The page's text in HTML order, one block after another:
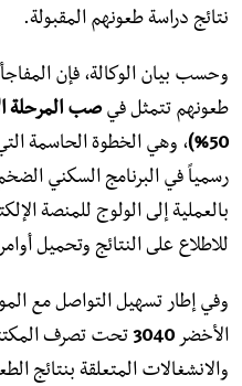
نتائج دراسة طعونهم المقبولة.
​وحسب بيان الوكالة، فإن
طعونهم تتمثل فيصب المرحلة
50%)
، وهي الخطوة الحاسمة
رسمياً في البرنامج السكني
بالعملية إلى الولوج للمنصة
للاطلاع على النتائج وتحميل
​وفي إطار تسهيل التواصل مع
الأخضر3040تحت تصرف
والانشغالات المتعلقة بنتائج